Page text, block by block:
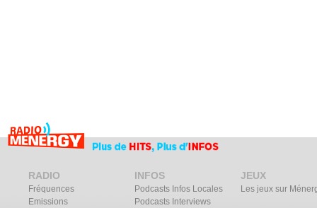
RADIO
Fréquences
Emissions
INFOS
Podcasts Infos Locales
Podcasts Interviews
JEUX
Les jeux sur